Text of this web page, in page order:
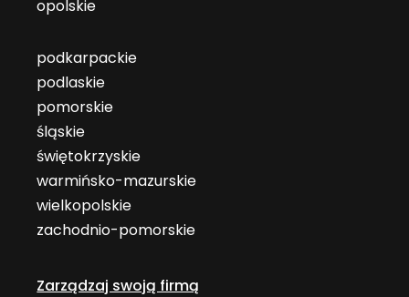
opolskie
podkarpackie
podlaskie
pomorskie
śląskie
świętokrzyskie
warmińsko-mazurskie
wielkopolskie
zachodnio-pomorskie
Zarządzaj swoją firmą